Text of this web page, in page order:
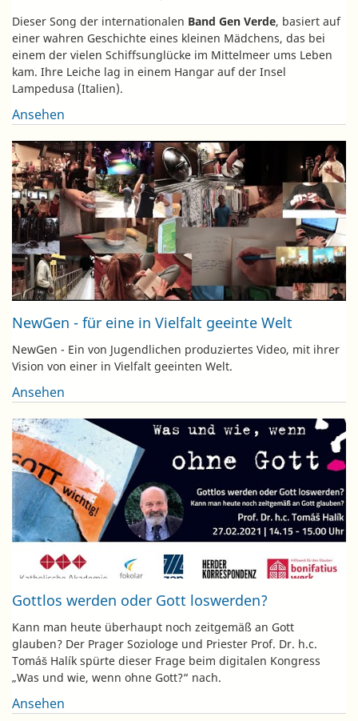
Dieser Song der internationalen Band Gen Verde, basiert auf
einer wahren Geschichte eines kleinen Mädchens, das bei
einem der vielen Schiffsunglücke im Mittelmeer ums Leben
kam. Ihre Leiche lag in einem Hangar auf der Insel
Lampedusa (Italien).
Ansehen
NewGen - für eine in Vielfalt geeinte Welt
NewGen - Ein von Jugendlichen produziertes Video, mit ihrer
Vision von einer in Vielfalt geeinten Welt.
Ansehen
Gottlos werden oder Gott loswerden?
Kann man heute überhaupt noch zeitgemäß an Gott
glauben? Der Prager Soziologe und Priester Prof. Dr. h.c.
Tomáš Halík spürte dieser Frage beim digitalen Kongress
„Was und wie, wenn ohne Gott?“ nach.
Ansehen